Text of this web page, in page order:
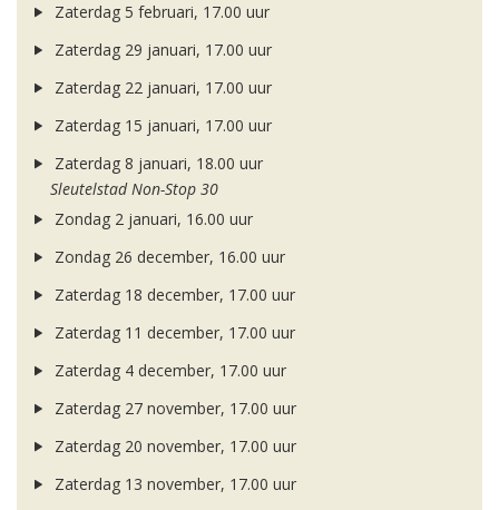
Zaterdag 5 februari, 17.00 uur
Zaterdag 29 januari, 17.00 uur
Zaterdag 22 januari, 17.00 uur
Zaterdag 15 januari, 17.00 uur
Zaterdag 8 januari, 18.00 uur
Sleutelstad Non-Stop 30
Zondag 2 januari, 16.00 uur
Zondag 26 december, 16.00 uur
Zaterdag 18 december, 17.00 uur
Zaterdag 11 december, 17.00 uur
Zaterdag 4 december, 17.00 uur
Zaterdag 27 november, 17.00 uur
Zaterdag 20 november, 17.00 uur
Zaterdag 13 november, 17.00 uur